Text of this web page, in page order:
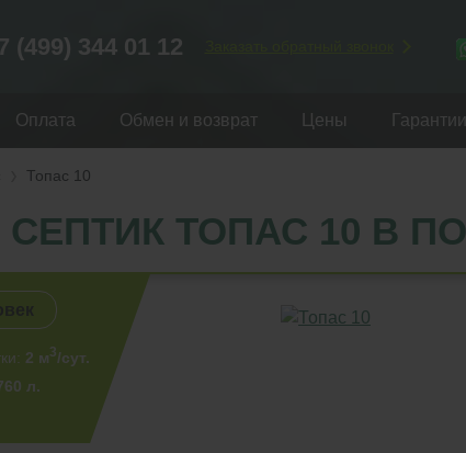
(499) 344 01 12
Оплата Обмен и возврат Цены Гарантии
Топас 10
СЕПТИК ТОПАС 10 В
2 м3/сут.
л.